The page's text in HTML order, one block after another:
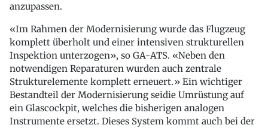
anzupassen.
«Im Rahmen der Modernisierung wurde das Flugzeug
komplett überholt und einer intensiven strukturellen
Inspektion unterzogen», so GA-ATS. «Neben den
notwendigen Reparaturen wurden auch zentrale
Strukturelemente komplett erneuert.» Ein wichtiger
Bestandteil der Modernisierung seidie Umrüstung auf
ein Glascockpit, welches die bisherigen analogen
Instrumente ersetzt. Dieses System kommt auch bei der